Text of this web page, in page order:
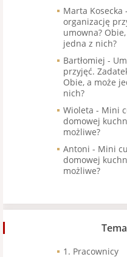
Marta Kosecka -
organizację
umowna?
jedna z nich?
Bartłomiej -
przyjęć.
Obie, a może
nich?
Wioleta - Mini
domowej
możliwe?
Antoni - Mini
domowej
możliwe?
1. Pracownicy